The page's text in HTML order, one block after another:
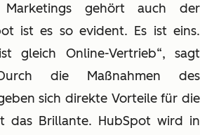
Marketings gehört auch der
ist es so evident. Es ist eins.
gleich Online-Vertrieb“, sagt
die Maßnahmen des
sich direkte Vorteile für die
das Brillante. HubSpot wird in